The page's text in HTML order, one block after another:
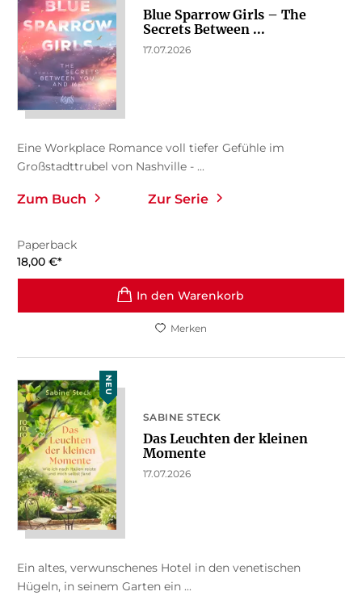
Blue Sparrow Girls – The
Secrets Between ...
17.07.2026
Eine Workplace Romance voll tiefer Gefühle im
Großstadttrubel von Nashville - ...
Zum Buch Zur Serie
Paperback
18,00 €*
In den Warenkorb
Merken
NEU
SABINE STECK
Das Leuchten der kleinen
Momente
17.07.2026
Ein altes, verwunschenes Hotel in den venetischen
Hügeln, in seinem Garten ein ...